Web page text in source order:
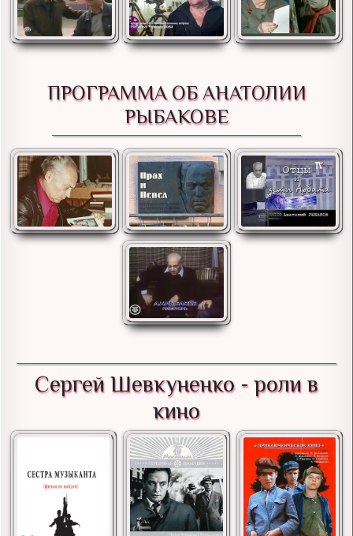
ПРОГРАММА ОБ АНАТОЛИИ
РЫБАКОВЕ
Сергей Шевкуненко - роли в
кино